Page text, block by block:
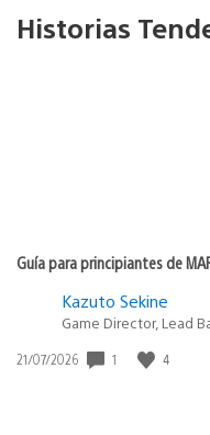
Historias
Guía para principiantes de
Kazuto Sekine
Game Director, Lead
Fecha
21/07/2026 1 4